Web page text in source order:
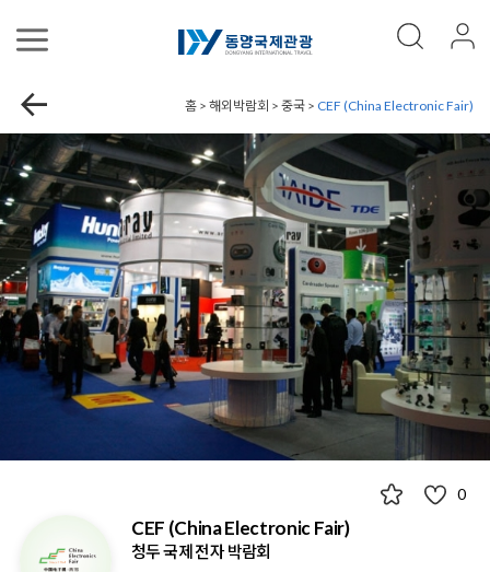
홈 > 해외박람회 > 중국 > CEF (China Electronic Fair)
0
CEF (China Electronic Fair)
청두 국제 전자 박람회